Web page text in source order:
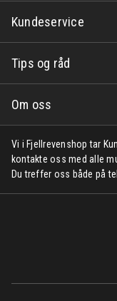
Kundeservice
Tips og råd
Om oss
Vi i Fjellrevenshop tar
kontakte oss med alle
Du treffer oss både på